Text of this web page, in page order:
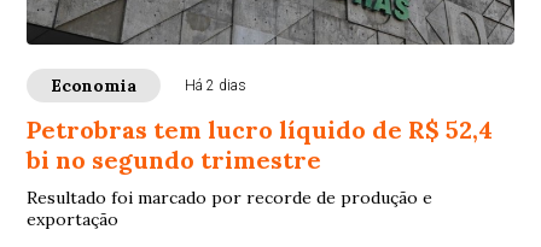
Economia Há 2 dias
Petrobras tem lucro líquido de R$ 52,4
bi no segundo trimestre
Resultado foi marcado por recorde de produção e
exportação